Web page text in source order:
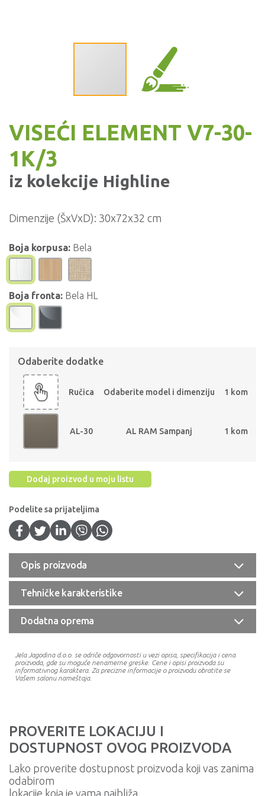
VISEĆI ELEMENT V7-30-
1K/3
iz kolekcije Highline
Dimenzije (ŠxVxD): 30x72x32 cm
Boja korpusa: Bela
Boja fronta: Bela HL
Odaberite dodatke
Ručica Odaberite model i dimenziju 1 kom
AL-30 AL RAM Sampanj 1 kom
Dodaj proizvod u moju listu
Podelite sa prijateljima
Opis proizvoda
Tehničke karakteristike
Dodatna oprema
Jela Jagodina d.o.o. se odriče odgovornosti u vezi opisa, specifikacija i cena
proizvoda, gde su moguće nenamerne greske. Cene i opisi proizvoda su
informativnog karaktera. Za precizne informacije o proizvodu obratite se
Vašem salonu nameštaja.
PROVERITE LOKACIJU I
DOSTUPNOST OVOG PROIZVODA
Lako proverite dostupnost proizvoda koji vas zanima
odabirom
lokacije koja je vama najbliža.